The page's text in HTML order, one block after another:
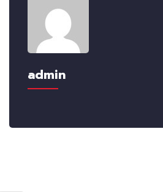
admin